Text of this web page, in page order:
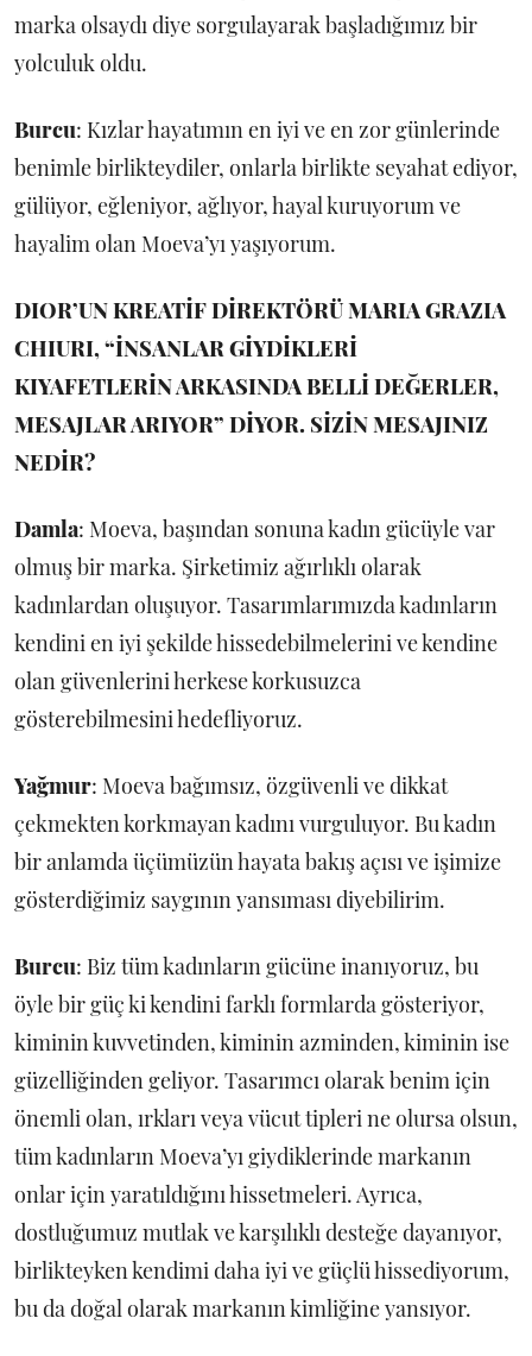
marka olsaydı diye sorgulayarak başladığımız bir
yolculuk oldu.
Burcu: Kızlar hayatımın en iyi ve en zor günlerinde
benimle birlikteydiler, onlarla birlikte seyahat ediyor,
gülüyor, eğleniyor, ağlıyor, hayal kuruyorum ve
hayalim olan Moeva’yı yaşıyorum.
DIOR’UN KREATİF DİREKTÖRÜ MARIA GRAZIA
CHIURI, “İNSANLAR GİYDİKLERİ
KIYAFETLERİN ARKASINDA BELLİ DEĞERLER,
MESAJLAR ARIYOR” DİYOR. SİZİN MESAJINIZ
NEDİR?
Damla: Moeva, başından sonuna kadın gücüyle var
olmuş bir marka. Şirketimiz ağırlıklı olarak
kadınlardan oluşuyor. Tasarımlarımızda kadınların
kendini en iyi şekilde hissedebilmelerini ve kendine
olan güvenlerini herkese korkusuzca
gösterebilmesini hedefliyoruz.
Yağmur: Moeva bağımsız, özgüvenli ve dikkat
çekmekten korkmayan kadını vurguluyor. Bu kadın
bir anlamda üçümüzün hayata bakış açısı ve işimize
gösterdiğimiz saygının yansıması diyebilirim.
Burcu: Biz tüm kadınların gücüne inanıyoruz, bu
öyle bir güç ki kendini farklı formlarda gösteriyor,
kiminin kuvvetinden, kiminin azminden, kiminin ise
güzelliğinden geliyor. Tasarımcı olarak benim için
önemli olan, ırkları veya vücut tipleri ne olursa olsun,
tüm kadınların Moeva’yı giydiklerinde markanın
onlar için yaratıldığını hissetmeleri. Ayrıca,
dostluğumuz mutlak ve karşılıklı desteğe dayanıyor,
birlikteyken kendimi daha iyi ve güçlü hissediyorum,
bu da doğal olarak markanın kimliğine yansıyor.